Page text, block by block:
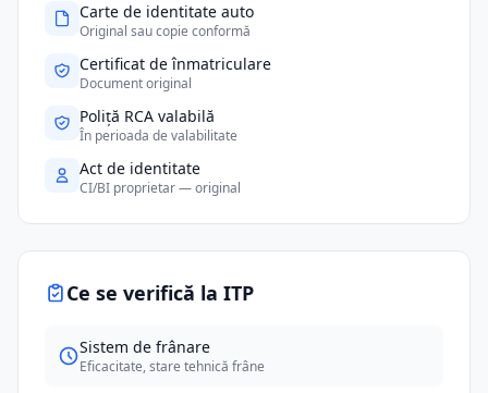
Carte de identitate auto
Original sau copie conformă
Certificat de înmatriculare
Document original
Poliță RCA valabilă
În perioada de valabilitate
Act de identitate
CI/BI proprietar — original
Ce se verifică la ITP
Sistem de frânare
Eficacitate, stare tehnică frâne